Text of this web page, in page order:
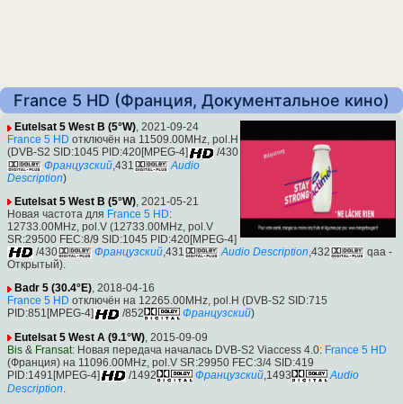
France 5 HD (Франция, Документальное кино)
Eutelsat 5 West B (5°W), 2021-09-24
France 5 HD отключён на 11509.00MHz, pol.H
(DVB-S2 SID:1045 PID:420[MPEG-4]
/430
Французский ,431
Audio
Description)
Eutelsat 5 West B (5°W), 2021-05-21
Новая частота для France 5 HD:
12733.00MHz, pol.V (12733.00MHz, pol.V
SR:29500 FEC:8/9 SID:1045 PID:420[MPEG-4]
/430
Французский,431 Audio Description,432
qaa -
Открытый).
Badr 5 (30.4°E), 2018-04-16
France 5 HD отключён на 12265.00MHz, pol.H (DVB-S2 SID:715
PID:851[MPEG-4]
/852 Французский)
Eutelsat 5 West A (9.1°W), 2015-09-09
Bis & Fransat: Новая передача началась DVB-S2 Viaccess 4.0: France 5 HD
(Франция) на 11096.00MHz, pol.V SR:29950 FEC:3/4 SID:419
PID:1491[MPEG-4]
/1492 Французский,1493
Audio
Description.